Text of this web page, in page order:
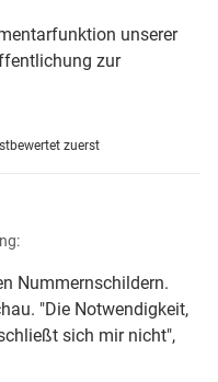
unserer
zur
zuerst
Nummernschildern.
"Die Notwendigkeit,
sich mir nicht",